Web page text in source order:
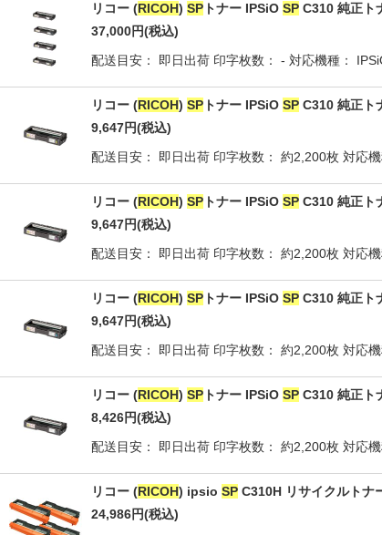
表示数
リコー (RICOH) SP トナー IPSiO SP C310 純正ト
37,000円(税込)
配送目安： 即日出荷 印字枚数： - 対応機種：
リコー (RICOH) SP トナー IPSiO SP C310 純正ト
9,647円(税込)
配送目安： 即日出荷 印字枚数： 約2,200枚 対応
リコー (RICOH) SP トナー IPSiO SP C310 純正ト
9,647円(税込)
配送目安： 即日出荷 印字枚数： 約2,200枚 対応
リコー (RICOH) SP トナー IPSiO SP C310 純正ト
9,647円(税込)
配送目安： 即日出荷 印字枚数： 約2,200枚 対応
リコー (RICOH) SP トナー IPSiO SP C310 純正ト
8,426円(税込)
配送目安： 即日出荷 印字枚数： 約2,200枚 対応
リコー (RICOH) ipsio SP C310H リサイクルトナ
24,986円(税込)